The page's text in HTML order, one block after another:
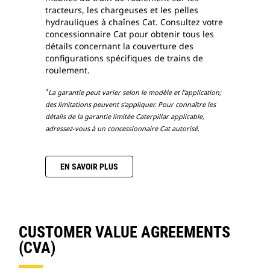
tracteurs, les chargeuses et les pelles
hydrauliques à chaînes Cat. Consultez votre
concessionnaire Cat pour obtenir tous les
détails concernant la couverture des
configurations spécifiques de trains de
roulement.
*La garantie peut varier selon le modèle et l’application;
des limitations peuvent s’appliquer. Pour connaître les
détails de la garantie limitée Caterpillar applicable,
adressez-vous à un concessionnaire Cat autorisé.
EN SAVOIR PLUS
CUSTOMER VALUE AGREEMENTS
(CVA)